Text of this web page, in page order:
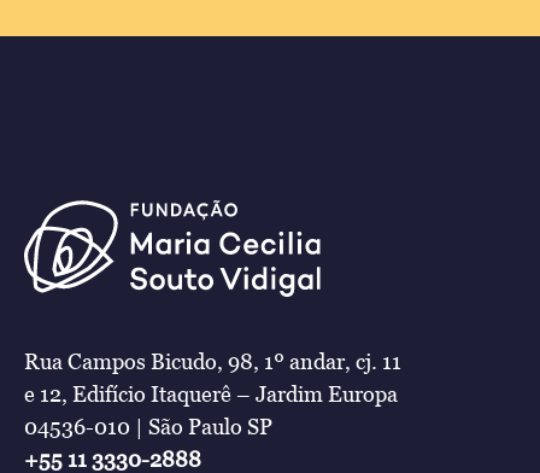
Rua Campos Bicudo, 98, 1º andar, cj. 11
e 12, Edifício Itaquerê – Jardim Europa
04536-010 | São Paulo SP
+55 11 3330-2888